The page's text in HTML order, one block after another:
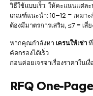
วิธีใช้แบบเร็ว: ให้คะแนนแต่ล
เกณฑ์แนะนำ: 10–12 = เหมา
ต้องมีมาตรการเสริม, ≤7 = เ
หากคุณกำลังหา เครนให้เช่า
คัดกรองได้เร็ว
ก่อนค่อยเจรจาเรื่องราคาในเ
RFQ One-